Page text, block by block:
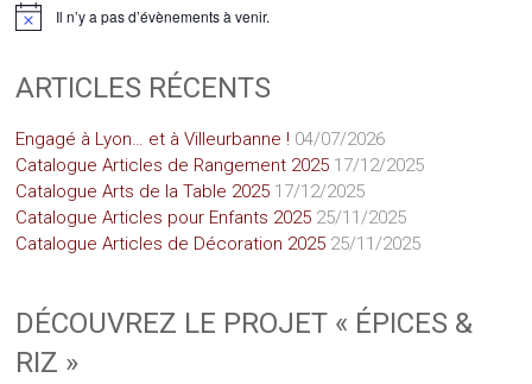
Notice Il n’y a pas d’évènements à venir.
ARTICLES RÉCENTS
Engagé à Lyon… et à Villeurbanne ! 04/07/2026
Catalogue Articles de Rangement 2025 17/12/2025
Catalogue Arts de la Table 2025 17/12/2025
Catalogue Articles pour Enfants 2025 25/11/2025
Catalogue Articles de Décoration 2025 25/11/2025
DÉCOUVREZ LE PROJET « ÉPICES &
RIZ »